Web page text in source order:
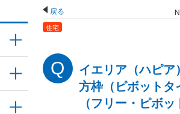
戻る
住宅
イエリア（ハピ
方枠（ピボット
（フリー・ピボ